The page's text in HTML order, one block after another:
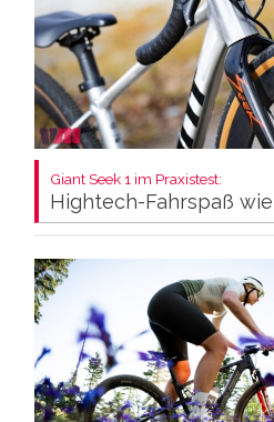
Giant Seek 1 im Praxistest:
Hightech-Fahrspaß